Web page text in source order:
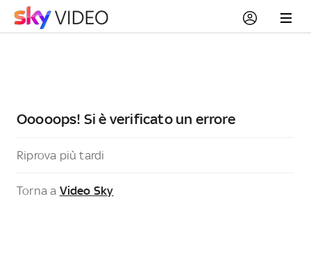
Ooooops! Si è verificato un errore
Riprova più tardi
Torna a Video Sky